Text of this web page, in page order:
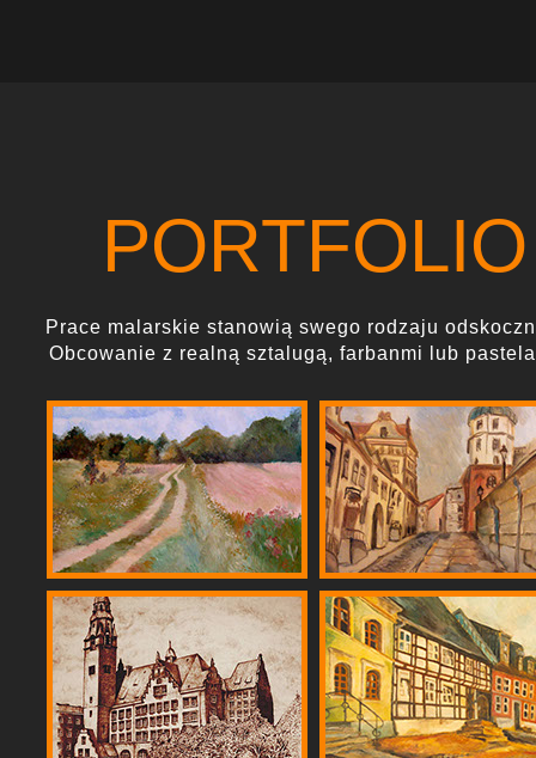
Prace malarskie stanowią swego rodzaju
Obcowanie z realną sztalugą, farbanmi lub